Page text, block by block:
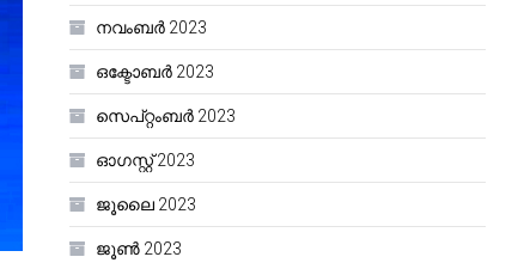
നവംബർ 2023
ഒക്ടോബർ 2023
സെപ്റ്റംബർ 2023
ഓഗസ്റ്റ്‌ 2023
ജൂലൈ 2023
ജൂൺ 2023